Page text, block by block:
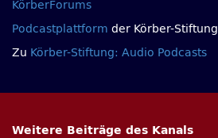
KörberForums
Podcastplattform der Körber-Stiftung
Zu Körber-Stiftung: Audio Podcasts
Weitere Beiträge des Kanals